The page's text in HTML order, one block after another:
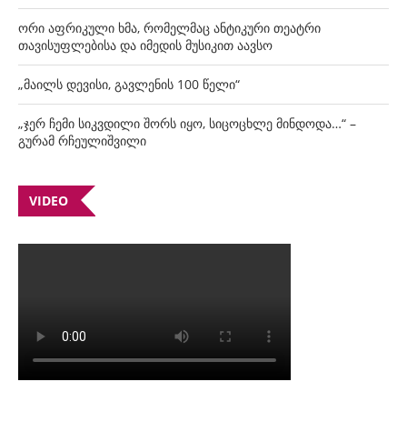
ორი აფრიკული ხმა, რომელმაც ანტიკური თეატრი
თავისუფლებისა და იმედის მუსიკით აავსო
„მაილს დევისი, გავლენის 100 წელი“
„ჯერ ჩემი სიკვდილი შორს იყო, სიცოცხლე მინდოდა…“ –
გურამ რჩეულიშვილი
VIDEO